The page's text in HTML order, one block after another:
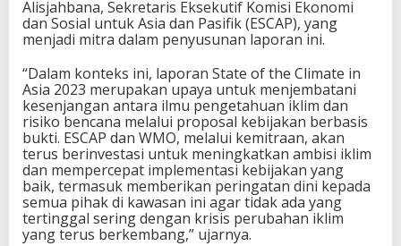
Alisjahbana, Sekretaris Eksekutif Komisi Ekonomi
dan Sosial untuk Asia dan Pasifik (ESCAP), yang
menjadi mitra dalam penyusunan laporan ini.
“Dalam konteks ini, laporan State of the Climate in
Asia 2023 merupakan upaya untuk menjembatani
kesenjangan antara ilmu pengetahuan iklim dan
risiko bencana melalui proposal kebijakan berbasis
bukti. ESCAP dan WMO, melalui kemitraan, akan
terus berinvestasi untuk meningkatkan ambisi iklim
dan mempercepat implementasi kebijakan yang
baik, termasuk memberikan peringatan dini kepada
semua pihak di kawasan ini agar tidak ada yang
tertinggal sering dengan krisis perubahan iklim
yang terus berkembang,” ujarnya.